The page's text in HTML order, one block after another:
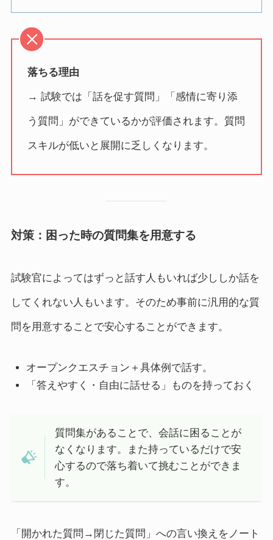
落ちる理由
→ 試験では「話を促す質問」「感情に寄り添
う質問」ができているかが評価されます。質問
スキルが低いと展開に乏しくなります。
対策：困った時の質問集を用意する
試験官によってはずっと話す人もいれば少ししか話を
してくれない人もいます。そのため事前に汎用的な質
問を用意することで安心することができます。
オープンクエスチョン＋具体例で話す。
「答えやすく・自由に話せる」ものを持っておく
質問集があることで、会話に困ることが
なくなります。また持っているだけで安
心するので落ち着いて挑むことができま
す。
「開かれた質問→閉じた質問」への言い換えをノート